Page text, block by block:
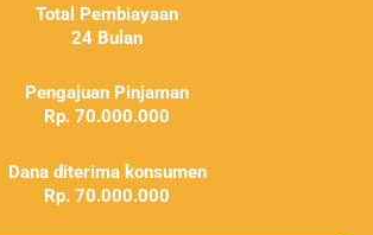
Total Pembiayaan
24 Bulan
Pengajuan Pinjaman
Rp. 70.000.000
Dana diterima konsumen
Rp. 70.000.000